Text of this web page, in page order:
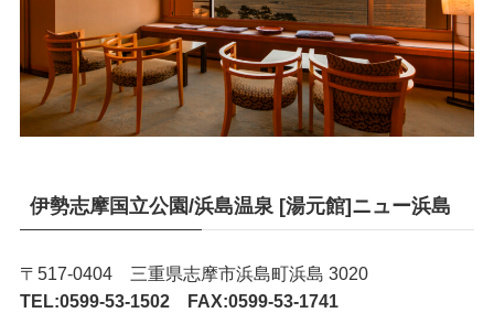
伊勢志摩国立公園/浜島温泉 [湯元館]ニュー浜島
〒517-0404 三重県志摩市浜島町浜島 3020
TEL:0599-53-1502FAX:0599-53-1741